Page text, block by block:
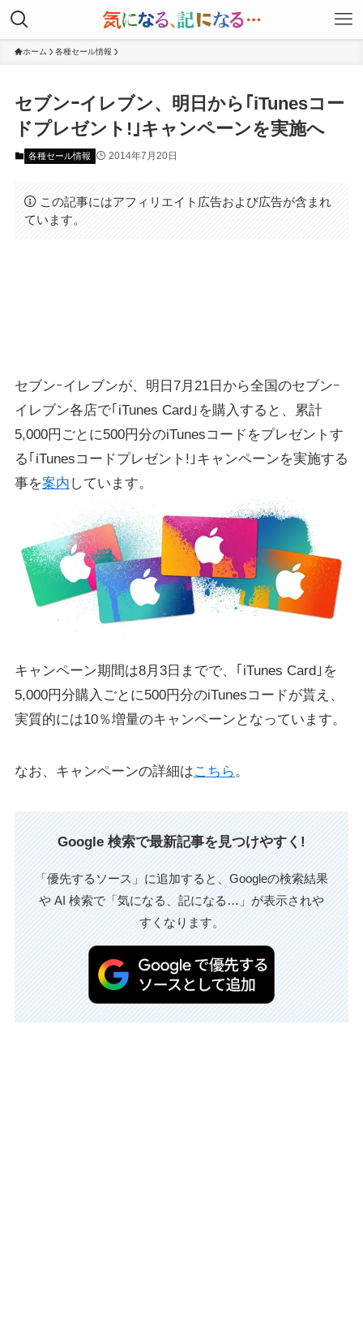
ホーム 各種セール情報
セブンｰイレブン、明日から｢iTunesコー
ドプレゼント!｣キャンペーンを実施へ
各種セール情報 2014年7月20日
この記事にはアフィリエイト広告および広告が含まれ
ています。
セブンｰイレブンが、明日7月21日から全国のセブンｰ
イレブン各店で｢iTunes Card｣を購入すると、累計
5,000円ごとに500円分のiTunesコードをプレゼントす
る｢iTunesコードプレゼント!｣キャンペーンを実施する
事を案内 しています。
キャンペーン期間は8月3日までで、｢iTunes Card｣を
5,000円分購入ごとに500円分のiTunesコードが貰え、
実質的には10％増量のキャンペーンとなっています。
なお、キャンペーンの詳細はこちら。
Google 検索で最新記事を見つけやすく!
「優先するソース」に追加すると、Googleの検索結果
や AI 検索で「気になる、記になる…」が表示されや
すくなります。